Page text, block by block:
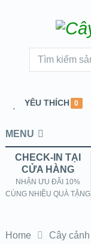
YÊU THÍCH 0
MENU
CHECK-IN TẠI
CỬA HÀNG
NHẬN ƯU ĐÃI 10%
CÙNG NHIỀU QUÀ TẶNG
Home Cây cảnh